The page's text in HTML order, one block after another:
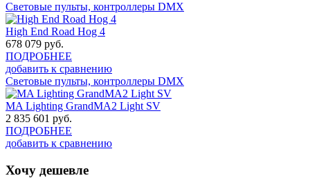
Световые пульты, контроллеры DMX
High End Road Hog 4
678 079 руб.
ПОДРОБНЕЕ
добавить к сравнению
Световые пульты, контроллеры DMX
MA Lighting GrandMA2 Light SV
2 835 601 руб.
ПОДРОБНЕЕ
добавить к сравнению
Хочу дешевле